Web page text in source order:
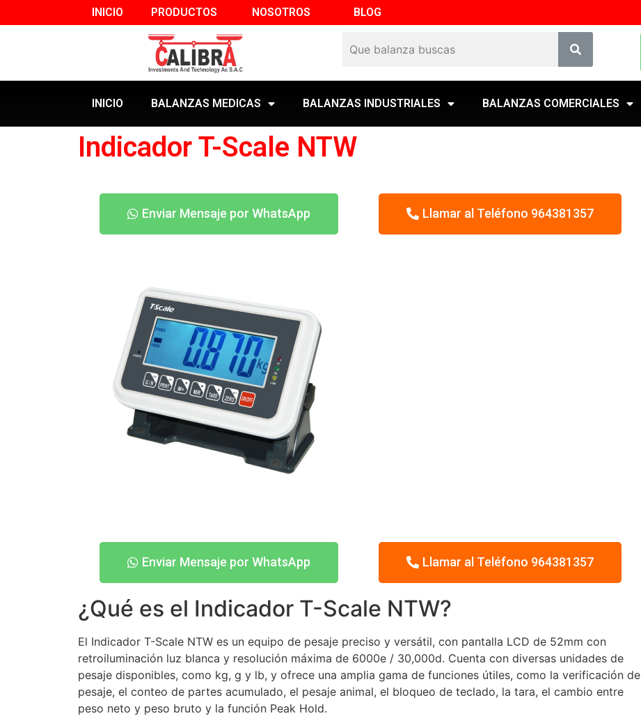
INICIO PRODUCTOS NOSOTROS BLOG
INICIO BALANZAS MEDICAS BALANZAS INDUSTRIALES BALANZAS COMERCIALES
Indicador T-Scale NTW
Enviar Mensaje por WhatsApp Llamar al Teléfono 964381357
Enviar Mensaje por WhatsApp Llamar al Teléfono 964381357
¿Qué es el Indicador T-Scale NTW?
El Indicador T-Scale NTW es un equipo de pesaje preciso y versátil, con pantalla LCD de 52mm con
retroiluminación luz blanca y resolución máxima de 6000e / 30,000d. Cuenta con diversas unidades de
pesaje disponibles, como kg, g y lb, y ofrece una amplia gama de funciones útiles, como la verificación de
pesaje, el conteo de partes acumulado, el pesaje animal, el bloqueo de teclado, la tara, el cambio entre
peso neto y peso bruto y la función Peak Hold.